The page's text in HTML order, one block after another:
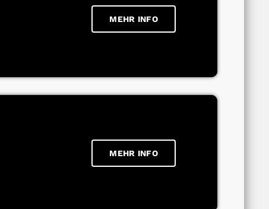
MEHR INFO
MEHR INFO